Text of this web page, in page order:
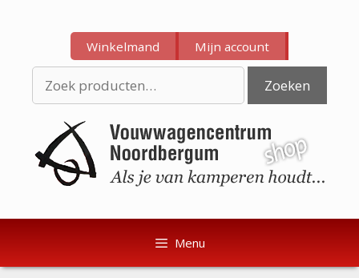
inhoud
inhoud
Winkelmand Mijn account
naar:
Zoeken
Menu